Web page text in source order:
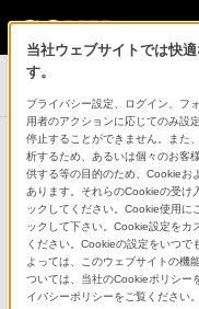
本体アップデ
Wi-Fi（無線LAN）経由
PCコンパニオンによる
当社ウェブサイトでは快
す。
プライバシー設定、ログイン、フ
用者のアクションに応じてのみ設
停止することができません。また
析するため、あるいは個々のお客
供する等の目的のため、Cookieお
あります。それらのCookieの受け
ックしてください。Cookie使用に
ックして下さい。Cookie設定をカ
ください。Cookieの設定をいつで
よっては、このウェブサイトの機
ついては、当社のCookieポリシー
イバシーポリシーをご覧ください。